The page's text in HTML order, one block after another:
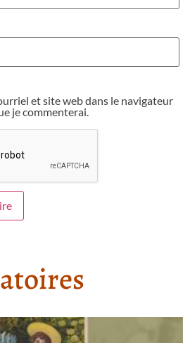
et site web dans le navigateur
je commenterai.